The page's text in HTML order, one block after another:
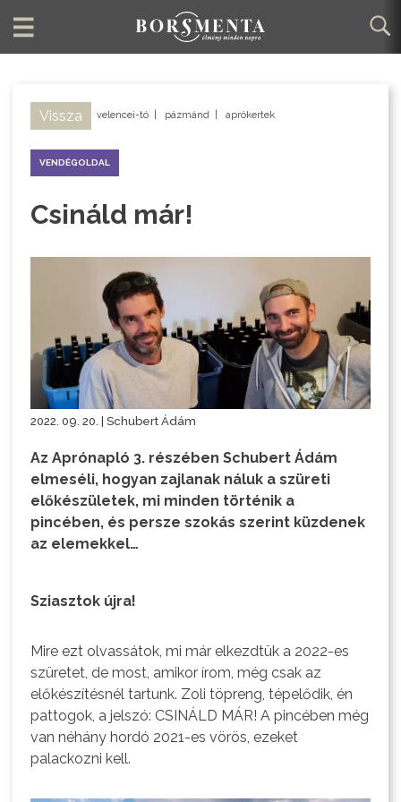
Vissza velencei-tó pázmánd aprókertek
VENDÉGOLDAL
Csináld már!
2022. 09. 20. | Schubert Ádám
Az Aprónapló 3. részében Schubert Ádám
elmeséli, hogyan zajlanak náluk a szüreti
előkészületek, mi minden történik a
pincében, és persze szokás szerint küzdenek
az elemekkel…
Sziasztok újra!
Mire ezt olvassátok, mi már elkezdtük a 2022-es
szüretet, de most, amikor írom, még csak az
előkészítésnél tartunk. Zoli töpreng, tépelődik, én
pattogok, a jelszó: CSINÁLD MÁR! A pincében még
van néhány hordó 2021-es vörös, ezeket
palackozni kell.